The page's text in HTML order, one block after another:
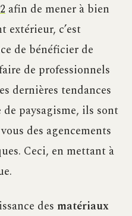
afin de mener à bien
extérieur, c’est
de bénéficier de
de professionnels
dernières tendances
paysagisme, ils sont
des agencements
Ceci, en mettant à
des matériaux